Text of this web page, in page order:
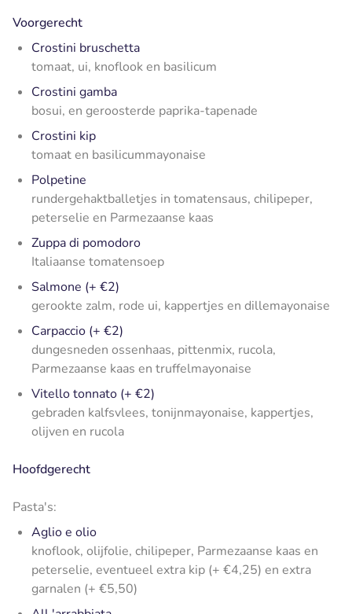
Voorgerecht
Crostini bruschetta
tomaat, ui, knoflook en basilicum
Crostini gamba
bosui, en geroosterde paprika-tapenade
Crostini kip
tomaat en basilicummayonaise
Polpetine
rundergehaktballetjes in tomatensaus, chilipeper,
peterselie en Parmezaanse kaas
Zuppa di pomodoro
Italiaanse tomatensoep
Salmone (+ €2)
gerookte zalm, rode ui, kappertjes en dillemayonaise
Carpaccio (+ €2)
dungesneden ossenhaas, pittenmix, rucola,
Parmezaanse kaas en truffelmayonaise
Vitello tonnato (+ €2)
gebraden kalfsvlees, tonijnmayonaise, kappertjes,
olijven en rucola
Hoofdgerecht
Pasta's:
Aglio e olio
knoflook, olijfolie, chilipeper, Parmezaanse kaas en
peterselie, eventueel extra kip (+ €4,25) en extra
garnalen (+ €5,50)